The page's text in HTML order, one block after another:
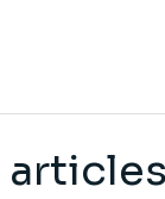
articles